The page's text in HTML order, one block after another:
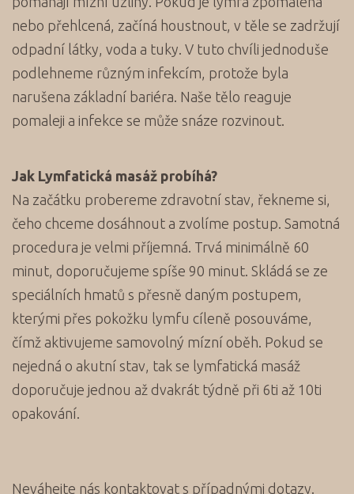
nebo přehlcená, začíná houstnout, v těle se zadržují
odpadní látky, voda a tuky. V tuto chvíli jednoduše
podlehneme různým infekcím, protože byla
narušena základní bariéra. Naše tělo reaguje
pomaleji a infekce se může snáze rozvinout.
Jak Lymfatická masáž probíhá?
Na začátku probereme zdravotní stav, řekneme si,
čeho chceme dosáhnout a zvolíme postup. Samotná
procedura je velmi příjemná. Trvá minimálně 60
minut, doporučujeme spíše 90 minut. Skládá se ze
speciálních hmatů s přesně daným postupem,
kterými přes pokožku lymfu cíleně posouváme,
čímž aktivujeme samovolný mízní oběh. Pokud se
nejedná o akutní stav, tak se lymfatická masáž
doporučuje jednou až dvakrát týdně při 6ti až 10ti
opakování.
Neváhejte nás kontaktovat s případnými dotazy.